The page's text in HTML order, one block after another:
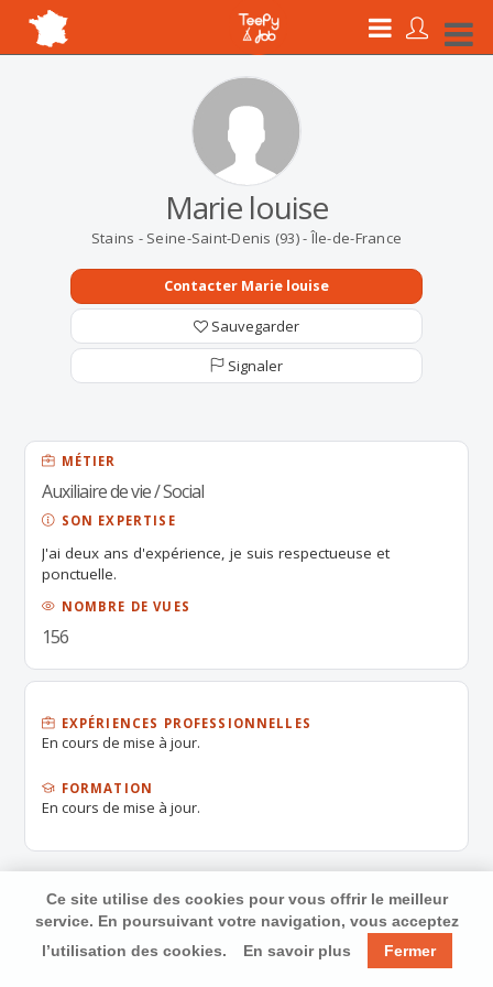
Marie louise
Stains - Seine-Saint-Denis (93) - Île-de-France
Contacter Marie louise
Sauvegarder
Signaler
MÉTIER
Auxiliaire de vie / Social
SON EXPERTISE
J'ai deux ans d'expérience, je suis respectueuse et
ponctuelle.
NOMBRE DE VUES
156
EXPÉRIENCES PROFESSIONNELLES
En cours de mise à jour.
FORMATION
En cours de mise à jour.
Ce site utilise des cookies pour vous offrir le meilleur
service. En poursuivant votre navigation, vous acceptez
l’utilisation des cookies.
En savoir plus Fermer